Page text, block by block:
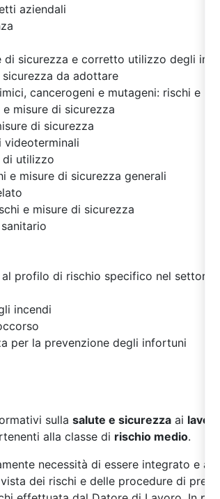
aziendali
sicurezza e corretto utilizzo degli
da adottare
cancerogeni e mutageni: rischi e
misure di sicurezza
di sicurezza
videoterminali
di utilizzo
e misure di sicurezza generali
e misure di sicurezza
profilo di rischio specifico nel settore
incendi
per la prevenzione degli infortuni
sulla salute e sicurezza ai
alla classe di rischio medio.
necessità di essere integrato e
dei rischi e delle procedure di